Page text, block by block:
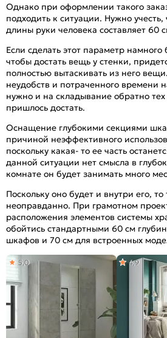
Однако при оформлении такого
подходить к ситуации. Нужно
длины руки человека составляет 60
Если сделать этот параметр намного
чтобы достать вещь у стенки,
полностью вытаскивать из него
неудобств и потраченного времени
нужно и на складывание обратно
пришлось достать.
Оснащение глубокими секциями
причиной неэффективного
поскольку какая- то ее часть
данной ситуации нет смысла в
комнате он будет занимать много
Поскольку оно будет и внутри его,
неоправданно. При грамотном
расположения элементов системы
обойтись стандартными 60 см
шкафов и 70 см для встроенных
5,0 4,9